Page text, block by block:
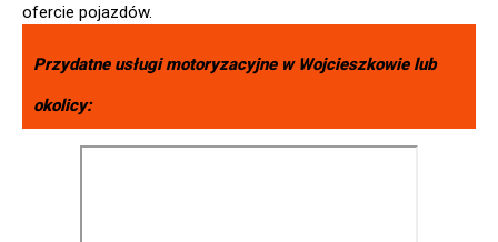
ofercie pojazdów.
Przydatne usługi motoryzacyjne w Wojcieszkowielub
okolicy: